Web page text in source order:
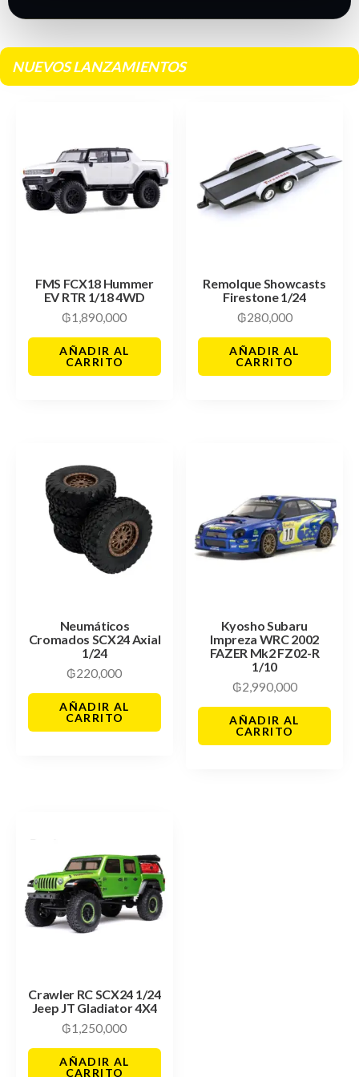
NUEVOS LANZAMIENTOS
FMS FCX18 Hummer
EV RTR 1/18 4WD
₲1,890,000
AÑADIR AL
CARRITO
Remolque Showcasts
Firestone 1/24
₲280,000
AÑADIR AL
CARRITO
Neumáticos
Cromados SCX24 Axial
1/24
₲220,000
AÑADIR AL
CARRITO
Kyosho Subaru
Impreza WRC 2002
FAZER Mk2 FZ02-R
1/10
₲2,990,000
AÑADIR AL
CARRITO
Crawler RC SCX24 1/24
Jeep JT Gladiator 4X4
₲1,250,000
AÑADIR AL
CARRITO